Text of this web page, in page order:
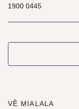
1900 0445
VỀ MIALALA